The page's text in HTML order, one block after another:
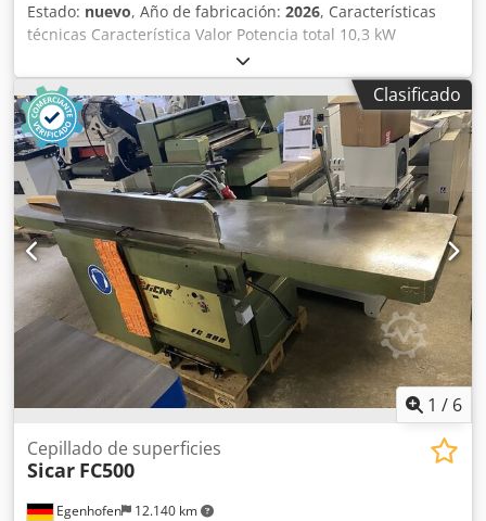
Estado: nuevo, Año de fabricación: 2026, Características
técnicas Característica Valor Potencia total 10,3 kW
Motores para pre-fresado 2 × 1,8 kW Motor de la unidad
de encolado 0,75 kW Calentador 1,5 kW Motores para corte
frontal 2 × 0,37 kW Motores para fresado fino 2 × 0,75 kW
Motores para pulido 2 × 0,37 kW Motor del transportador
1,1–1,5 kW (según la versión) Velocidad de trabajo 8 / 11 /
13 m/min Grosor del panel 10–45 mm Grosor de la banda
de canto 0,4–3 mm Altura máxima de la banda de canto 45
mm Anchura mínima del panel 80 mm Presión de aire
necesaria 0,6–0,8 MPa Cjdpfx Ajzl Abreprorf Dimensiones
de la máquina 4580 × 700 × 1300 mm Dimensiones del
embalaje 4280 × 650 × 1280 mm Peso neto / bruto 1000 /
1230 kg
Clasificado
1 / 6
Egenhofen 12.140 km
Cepillado de superficies
Sicar FC500